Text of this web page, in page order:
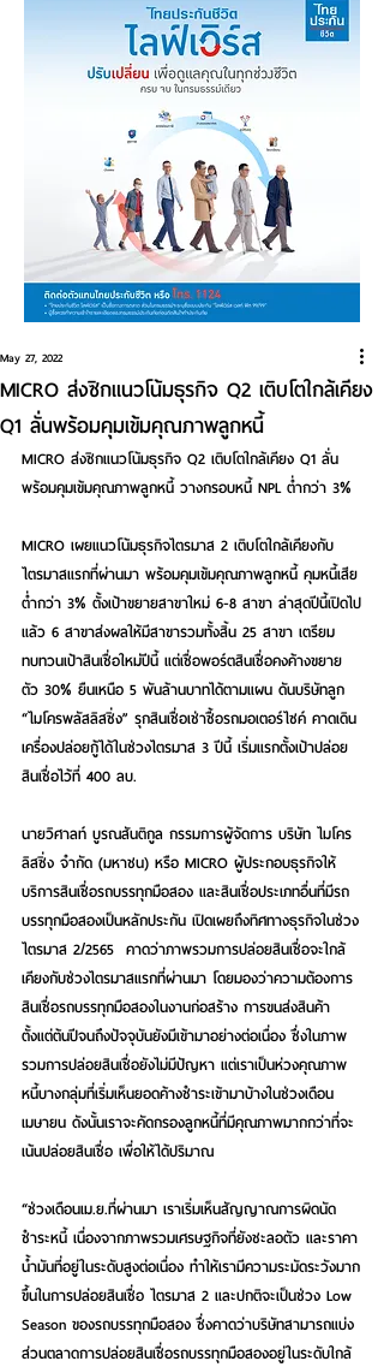
MICRO ส่งซิกแนวโน้มธุรกิจ Q2 เติบโตใกล้เคียง
Q1 ลั่นพร้อมคุมเข้มคุณภาพลูกหนี้
May 27, 2022
MICRO ส่งซิกแนวโน้มธุรกิจ Q2 เติบโตใกล้เคียง Q1 ลั่น
พร้อมคุมเข้มคุณภาพลูกหนี้ วางกรอบหนี้ NPL ต่ำกว่า 3%
MICRO เผยแนวโน้มธุรกิจไตรมาส 2 เติบโตใกล้เคียงกับ
ไตรมาสแรกที่ผ่านมา พร้อมคุมเข้มคุณภาพลูกหนี้ คุมหนี้เสีย
ต่ำกว่า 3% ตั้งเป้าขยายสาขาใหม่ 6-8 สาขา ล่าสุดปีนี้เปิดไป
แล้ว 6 สาขาส่งผลให้มีสาขารวมทั้งสิ้น 25 สาขา เตรียม
ทบทวนเป้าสินเชื่อใหม่ปีนี้ แต่เชื่อพอร์ตสินเชื่อคงค้างขยาย
ตัว 30% ยืนเหนือ 5 พันล้านบาทได้ตามแผน ดันบริษัทลูก
“ไมโครพลัสลิสซิ่ง” รุกสินเชื่อเช่าซื้อรถมอเตอร์ไซค์ คาดเดิน
เครื่องปล่อยกู้ได้ในช่วงไตรมาส 3 ปีนี้ เริ่มแรกตั้งเป้าปล่อย
สินเชื่อไว้ที่ 400 ลบ.
นายวิศาลท์ บูรณสันติกูล กรรมการผู้จัดการ บริษัท ไมโคร
ลิสซิ่ง จำกัด (มหาชน) หรือ MICRO ผู้ประกอบธุรกิจให้
บริการสินเชื่อรถบรรทุกมือสอง และสินเชื่อประเภทอื่นที่มีรถ
บรรทุกมือสองเป็นหลักประกัน เปิดเผยถึงทิศทางธุรกิจในช่วง
ไตรมาส 2/2565  คาดว่าภาพรวมการปล่อยสินเชื่อจะใกล้
เคียงกับช่วงไตรมาสแรกที่ผ่านมา โดยมองว่าความต้องการ
สินเชื่อรถบรรทุกมือสองในงานก่อสร้าง การขนส่งสินค้า
ตั้งแต่ต้นปีจนถึงปัจจุบันยังมีเข้ามาอย่างต่อเนื่อง ซึ่งในภาพ
รวมการปล่อยสินเชื่อยังไม่มีปัญหา แต่เราเป็นห่วงคุณภาพ
หนี้บางกลุ่มที่เริ่มเห็นยอดค้างชำระเข้ามาบ้างในช่วงเดือน
เมษายน ดังนั้นเราจะคัดกรองลูกหนี้ที่มีคุณภาพมากกว่าที่จะ
เน้นปล่อยสินเชื่อ เพื่อให้ได้ปริมาณ
“ช่วงเดือนเม.ย.ที่ผ่านมา เราเริ่มเห็นสัญญาณการผิดนัด
ชำระหนี้ เนื่องจากภาพรวมเศรษฐกิจที่ยังชะลอตัว และราคา
น้ำมันที่อยู่ในระดับสูงต่อเนื่อง ทำให้เรามีความระมัดระวังมาก
ขึ้นในการปล่อยสินเชื่อ ไตรมาส 2 และปกติจะเป็นช่วง Low
Season ของรถบรรทุกมือสอง ซึ่งคาดว่าบริษัทสามารถแบ่ง
ส่วนตลาดการปล่อยสินเชื่อรถบรรทุกมือสองอยู่ในระดับใกล้